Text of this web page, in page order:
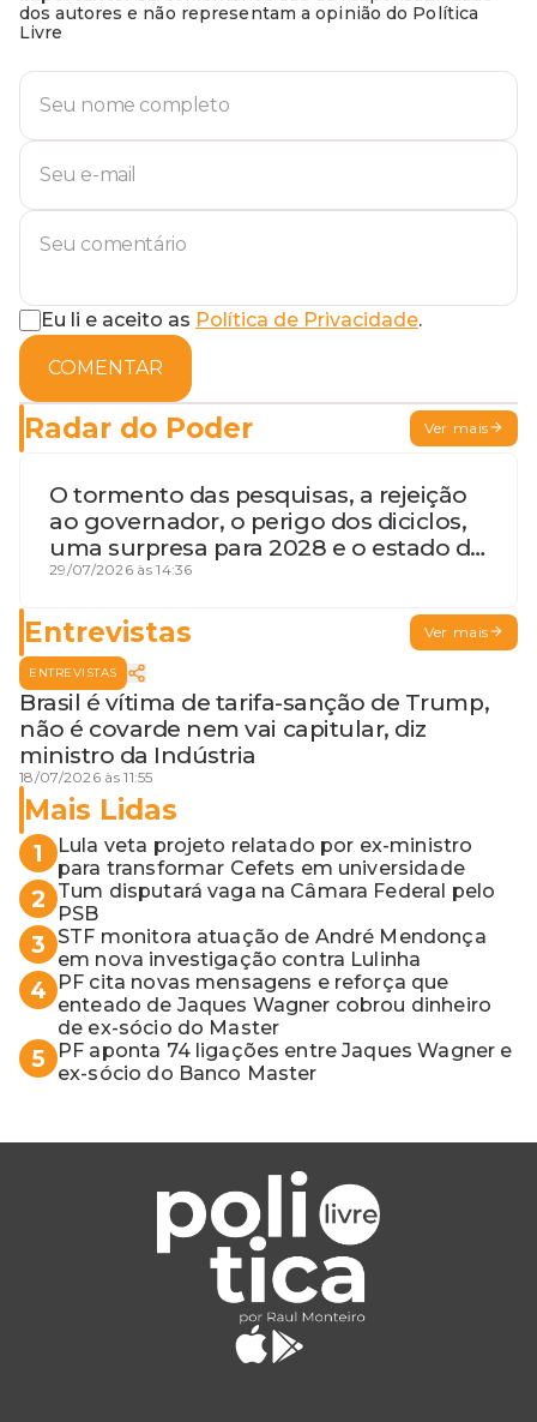
dos autores e não representam a opinião do Política
Livre
Eu li e aceito as Política de Privacidade.
COMENTAR
Radar do Poder Ver mais
O tormento das pesquisas, a rejeição
ao governador, o perigo dos diciclos,
uma surpresa para 2028 e o estado de
terceira guerra mundial
29/07/2026 às 14:36
Entrevistas Ver mais
ENTREVISTAS
Brasil é vítima de tarifa-sanção de Trump,
não é covarde nem vai capitular, diz
ministro da Indústria
18/07/2026 às 11:55
Mais Lidas
1
Lula veta projeto relatado por ex-ministro
para transformar Cefets em universidade
2
Tum disputará vaga na Câmara Federal pelo
PSB
3
STF monitora atuação de André Mendonça
em nova investigação contra Lulinha
4
PF cita novas mensagens e reforça que
enteado de Jaques Wagner cobrou dinheiro
de ex-sócio do Master
5
PF aponta 74 ligações entre Jaques Wagner e
ex-sócio do Banco Master